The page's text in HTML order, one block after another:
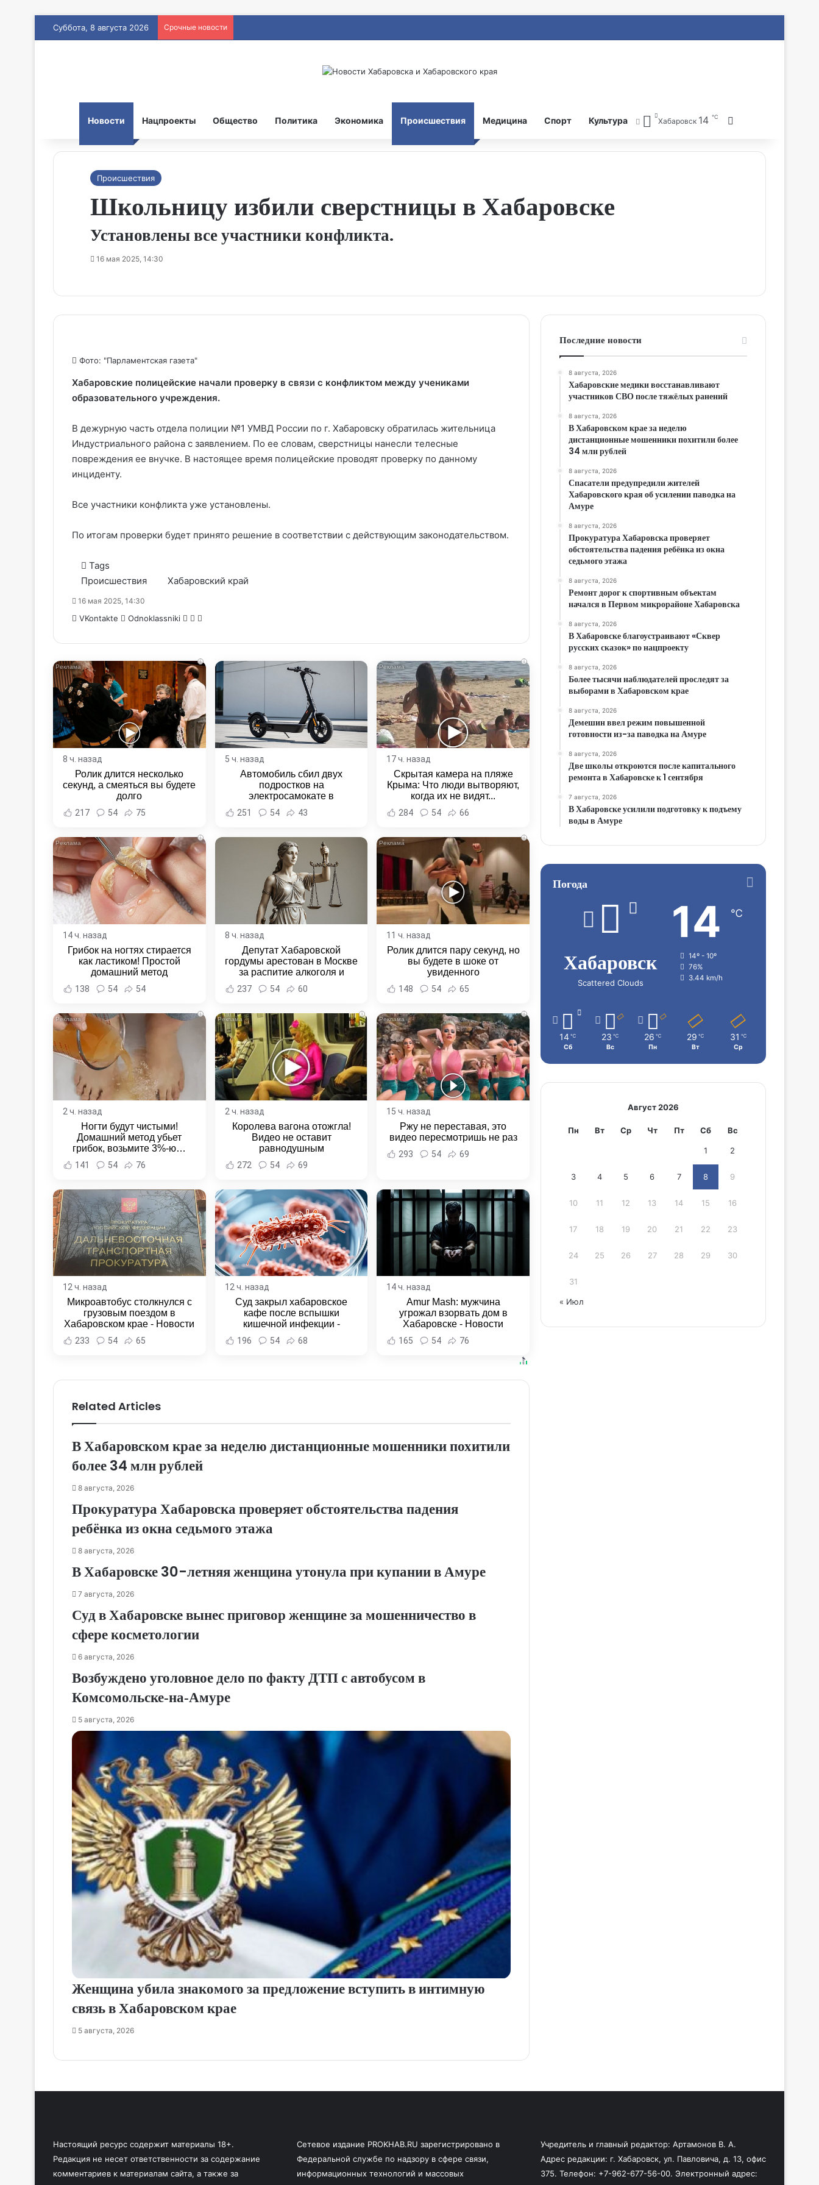
Суббота, 8 августа 2026 Срочные новости
Новости Нацпроекты Общество Политика Экономика Происшествия Медицина Спорт Культура Хабаровск 14 ℃
Происшествия
Школьницу избили сверстницы в Хабаровске
Установлены все участники конфликта.
16 мая 2025, 14:30
Фото: "Парламентская газета"
Хабаровские полицейские начали проверку в связи с конфликтом между учениками
образовательного учреждения.
В дежурную часть отдела полиции №1 УМВД России по г. Хабаровску обратилась жительница
Индустриального района с заявлением. По ее словам, сверстницы нанесли телесные
повреждения ее внучке. В настоящее время полицейские проводят проверку по данному
инциденту.
Все участники конфликта уже установлены.
По итогам проверки будет принято решение в соответствии с действующим законодательством.
Tags
Происшествия
Хабаровский край
16 мая 2025, 14:30
VKontakte Odnoklassniki WhatsApp
Telegram
Email
i
8 ч. назад
Ролик длится несколько
секунд, а смеяться вы будете
долго
217 54 75
5 ч. назад
Автомобиль сбил двух
подростков на
электросамокате в
Комсомольске-на-Амуре -
Новости Хабаровска и
251 54 43
i
17 ч. назад
Скрытая камера на пляже
Крыма: Что люди вытворяют,
когда их не видят...
284 54 66
i
14 ч. назад
Грибок на ногтях стирается
как ластиком! Простой
домашний метод
138 54 54
8 ч. назад
Депутат Хабаровской
гордумы арестован в Москве
за распитие алкоголя и
неповиновение полиции -
Новости Хабаровска и
237 54 60
i
11 ч. назад
Ролик длится пару секунд, но
вы будете в шоке от
увиденного
148 54 65
i
2 ч. назад
Ногти будут чистыми!
Домашний метод убьет
грибок, возьмите 3%-ю…
141 54 76
i
2 ч. назад
Королева вагона отожгла!
Видео не оставит
равнодушным
272 54 69
i
15 ч. назад
Ржу не переставая, это
видео пересмотришь не раз
293 54 69
12 ч. назад
Микроавтобус столкнулся с
грузовым поездом в
Хабаровском крае - Новости
Хабаровска и Хабаровского
края
233 54 65
12 ч. назад
Суд закрыл хабаровское
кафе после вспышки
кишечной инфекции -
Новости Хабаровска и
Хабаровского края
196 54 68
14 ч. назад
Amur Mash: мужчина
угрожал взорвать дом в
Хабаровске - Новости
Хабаровска и Хабаровского
края
165 54 76
Related Articles
В Хабаровском крае за неделю дистанционные мошенники похитили
более 34 млн рублей
8 августа, 2026
Прокуратура Хабаровска проверяет обстоятельства падения
ребёнка из окна седьмого этажа
8 августа, 2026
В Хабаровске 30-летняя женщина утонула при купании в Амуре
7 августа, 2026
Суд в Хабаровске вынес приговор женщине за мошенничество в
сфере косметологии
6 августа, 2026
Возбуждено уголовное дело по факту ДТП с автобусом в
Комсомольске‑на‑Амуре
5 августа, 2026
Женщина убила знакомого за предложение вступить в интимную
связь в Хабаровском крае
5 августа, 2026
Последние новости
8 августа, 2026
Хабаровские медики восстанавливают
участников СВО после тяжёлых ранений
8 августа, 2026
В Хабаровском крае за неделю
дистанционные мошенники похитили более
34 млн рублей
8 августа, 2026
Спасатели предупредили жителей
Хабаровского края об усилении паводка на
Амуре
8 августа, 2026
Прокуратура Хабаровска проверяет
обстоятельства падения ребёнка из окна
седьмого этажа
8 августа, 2026
Ремонт дорог к спортивным объектам
начался в Первом микрорайоне Хабаровска
8 августа, 2026
В Хабаровске благоустраивают «Сквер
русских сказок» по нацпроекту
8 августа, 2026
Более тысячи наблюдателей проследят за
выборами в Хабаровском крае
8 августа, 2026
Демешин ввел режим повышенной
готовности из-за паводка на Амуре
8 августа, 2026
Две школы откроются после капитального
ремонта в Хабаровске к 1 сентября
7 августа, 2026
В Хабаровске усилили подготовку к подъему
воды в Амуре
Погода
Хабаровск
Scattered Clouds
14 ℃
14º - 10º
76%
3.44 km/h
14 ℃
Сб
23 ℃
Вс
26 ℃
Пн
29 ℃
Вт
31 ℃
Ср
Август 2026
Пн Вт Ср Чт Пт Сб Вс
1 2
3 4 5 6 7 8 9
10 11 12 13 14 15 16
17 18 19 20 21 22 23
24 25 26 27 28 29 30
31
« Июл
Настоящий ресурс содержит материалы 18+.
Редакция не несет ответственности за содержание
комментариев к материалам сайта, а также за
Сетевое издание PROKHAB.RU зарегистрировано в
Федеральной службе по надзору в сфере связи,
информационных технологий и массовых
Учредитель и главный редактор: Артамонов В. А.
Адрес редакции: г. Хабаровск, ул. Павловича, д. 13, офис
375. Телефон: +7-962-677-56-00. Электронный адрес: